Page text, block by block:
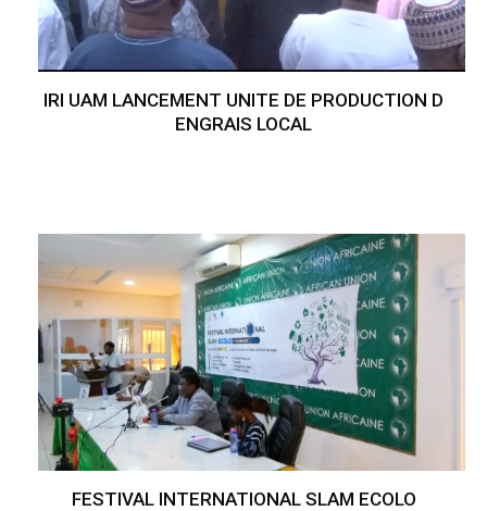
IRI UAM LANCEMENT UNITE DE PRODUCTION D
ENGRAIS LOCAL
FESTIVAL INTERNATIONAL SLAM ECOLO